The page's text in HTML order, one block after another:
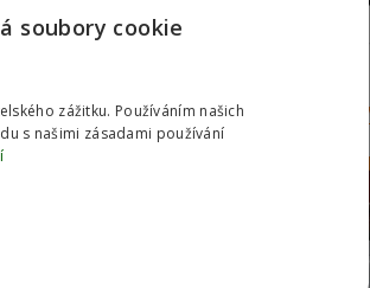
dvou variantách.
2.0 D4 Reference #00625 –
soubory cookie
zážitku. Používáním našich
s našimi zásadami používání